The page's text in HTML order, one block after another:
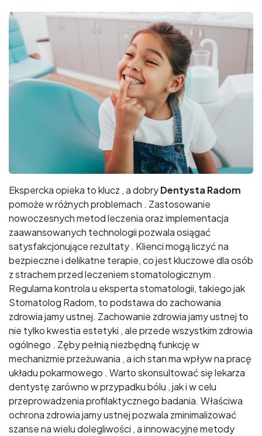
Ekspercka opieka to klucz , a dobryDentysta Radom
pomoże w różnych problemach . Zastosowanie
nowoczesnych metod leczenia oraz implementacja
zaawansowanych technologii pozwala osiągać
satysfakcjonujące rezultaty . Klienci mogą liczyć na
bezpieczne i delikatne terapie, co jest kluczowe dla osób
z strachem przed leczeniem stomatologicznym .
Regularna kontrola u eksperta stomatologii, takiego jak
Stomatolog Radom, to podstawa do zachowania
zdrowia jamy ustnej. Zachowanie zdrowia jamy ustnej to
nie tylko kwestia estetyki , ale przede wszystkim zdrowia
ogólnego . Zęby pełnią niezbędną funkcję w
mechanizmie przeżuwania , a ich stan ma wpływ na pracę
układu pokarmowego . Warto skonsultować się lekarza
dentystę zarówno w przypadku bólu , jak i w celu
przeprowadzenia profilaktycznego badania. Właściwa
ochrona zdrowia jamy ustnej pozwala zminimalizować
szanse na wielu dolegliwości , a innowacyjne metody